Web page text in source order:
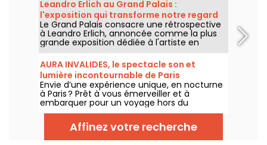
gratuitement du 20 juin au 20 septembre
2026.
Leandro Erlich au Grand Palais :
l'exposition qui transforme notre regard
sur le réel - nos photos
Le Grand Palais consacre une rétrospective
à Leandro Erlich, annoncée comme la plus
grande exposition dédiée à l'artiste en
Europe ! Rendez-vous du 2 juin au 6
septembre 2026 pour découvrir l'univers
singulier de Leandro Erlich, connu pour ses
installations qui brouillent nos repères et
notre perception dans l'espace public.
AURA INVALIDES, le spectacle son et
lumière incontournable de Paris
Envie d’une expérience unique, en nocturne
à Paris ? Prêt à vous émerveiller et à
embarquer pour un voyage hors du
temps dans un lieu mythique du patrimoine
? Courrez découvrir AURA INVALIDES, un
spectacle son et lumière, pour découvrir
l’iconique Dôme des Invalides, à la tombée
Affinez votre recherche